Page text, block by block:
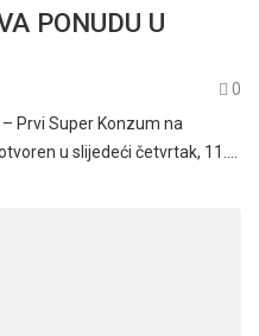
PONUDU U
0
– Prvi Super Konzum na
u slijedeći četvrtak, 11.…